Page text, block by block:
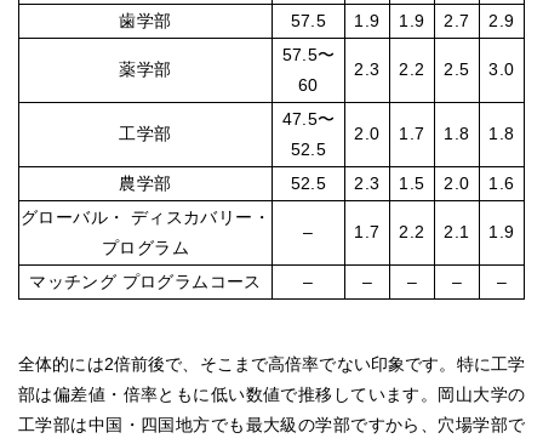
歯学部
57.5 1.9 1.9 2.7 2.9
薬学部
57.5〜
60
2.3 2.2 2.5 3.0
工学部
47.5〜
52.5
2.0 1.7 1.8 1.8
農学部 52.5 2.3 1.5 2.0
1.6
グローバル・ ディスカバリー・
プログラム
– 1.7 2.2 2.1 1.9
マッチング プログラムコース – – – – –
全体的には2倍前後で、そこまで高倍率でない印象です。 特に工学
部は偏差値・倍率ともに低い数値で推移しています。 岡山大学の
工学部は中国・四国地方でも最大級の学部ですから、穴場学部で